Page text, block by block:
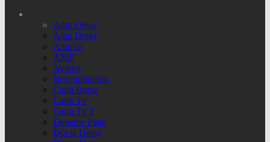
Altın Detay
Altın Detay
Altınlar
AMP
Ayarlar
Beğendiklerim
Canlı Borsa
Canlı Tv
Canlı Tv 2
Deneme Page
Döviz Detay